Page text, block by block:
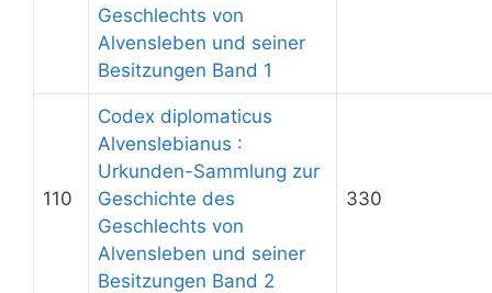
Geschlechts von
Alvensleben und seiner
Besitzungen Band 1
110
Codex diplomaticus
Alvenslebianus :
Urkunden-Sammlung zur
Geschichte des
Geschlechts von
Alvensleben und seiner
Besitzungen Band 2
330